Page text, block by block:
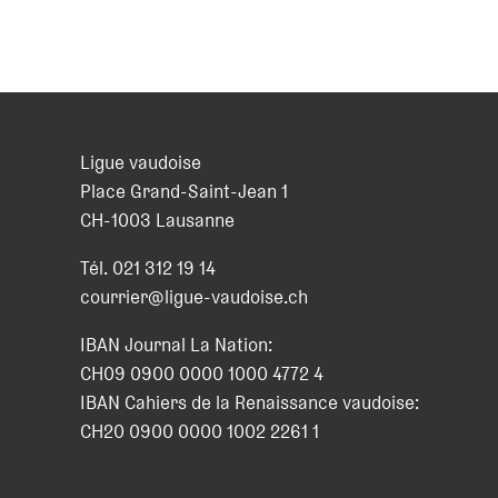
Ligue vaudoise
Place Grand-Saint-Jean 1
CH-1003 Lausanne
Tél.021 312 19 14
courrier@ligue-vaudoise.ch
IBAN Journal La Nation:
CH09 0900 0000 1000 4772 4
IBAN Cahiers de la Renaissance vaudoise:
CH20 0900 0000 1002 2261 1